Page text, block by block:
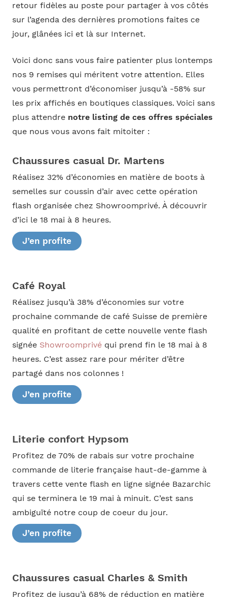
retour fidèles au poste pour partager à vos côtés
sur l’agenda des dernières promotions faites ce
jour, glânées ici et là sur Internet.
Voici donc sans vous faire patienter plus lontemps
nos 9 remises qui méritent votre attention. Elles
vous permettront d’économiser jusqu’à -58% sur
les prix affichés en boutiques classiques. Voici sans
plus attendre notre listing de ces offres spéciales
que nous vous avons fait mitoiter :
Chaussures casual Dr. Martens
Réalisez 32% d’économies en matière de boots à
semelles sur coussin d’air avec cette opération
flash organisée chez Showroomprivé. À découvrir
d’ici le 18 mai à 8 heures.
J’en profite
Café Royal
Réalisez jusqu’à 38% d’économies sur votre
prochaine commande de café Suisse de première
qualité en profitant de cette nouvelle vente flash
signée Showroomprivéqui prend fin le 18 mai à 8
heures. C’est assez rare pour mériter d’être
partagé dans nos colonnes !
J’en profite
Literie confort Hypsom
Profitez de 70% de rabais sur votre prochaine
commande de literie française haut-de-gamme à
travers cette vente flash en ligne signée Bazarchic
qui se terminera le 19 mai à minuit. C’est sans
ambiguïté notre coup de coeur du jour.
J’en profite
Chaussures casual Charles & Smith
Profitez de jusqu’à 68% de réduction en matière